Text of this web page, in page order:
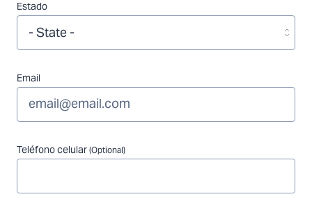
Estado
Email
Teléfono celular(Optional)